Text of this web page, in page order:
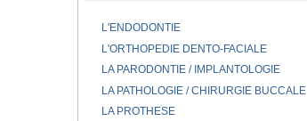
L'ENDODONTIE
L'ORTHOPEDIE DENTO-FACIALE
LA PARODONTIE / IMPLANTOLOGIE
LA PATHOLOGIE / CHIRURGIE BUCCALE
LA PROTHESE